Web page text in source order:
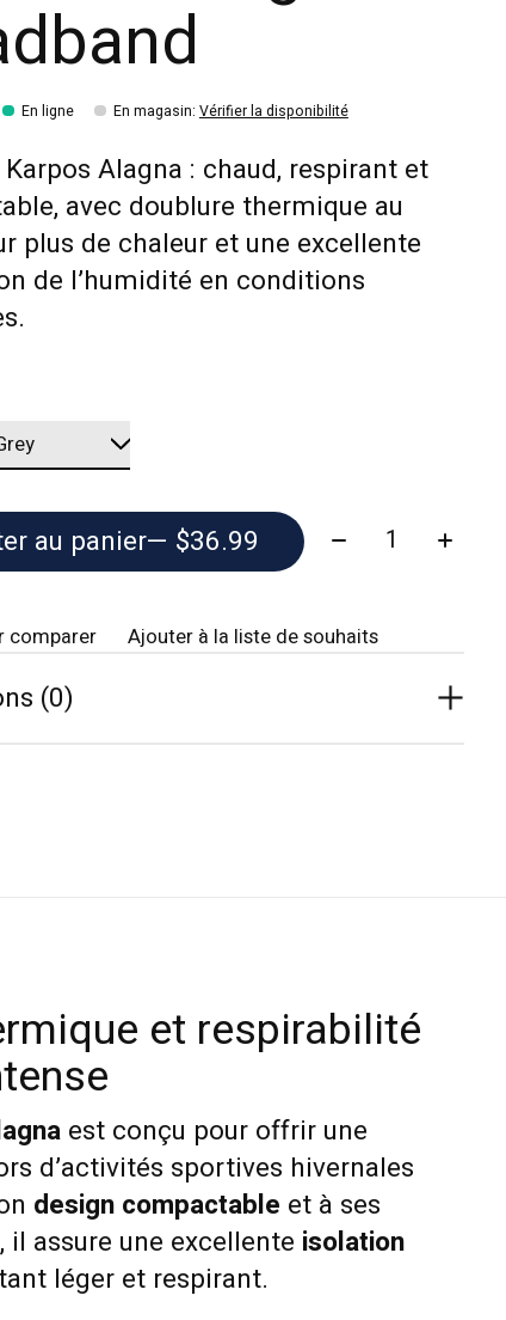
En ligne En magasin: Vérifier la disponibilité
Karpos Alagna : chaud, respirant et
avec doublure thermique au
plus de chaleur et une excellente
de l’humidité en conditions
au panier — $36.99 Quantité:
comparer Ajouter à la liste de souhaits
(0)
et respirabilité
est conçu pour offrir une
d’activités sportives hivernales
design compactable et à ses
assure une excellente isolation
léger et respirant.